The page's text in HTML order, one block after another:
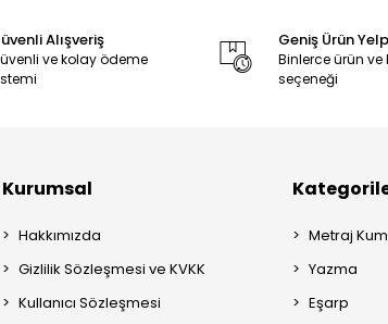
Alışveriş
ve kolay ödeme
Geniş Ürün
Binlerce ürün
seçeneği
Kurumsal
Hakkımızda
Gizlilik Sözleşmesi ve KVKK
Kullanıcı Sözleşmesi
Metraj
Yazma
Eşarp